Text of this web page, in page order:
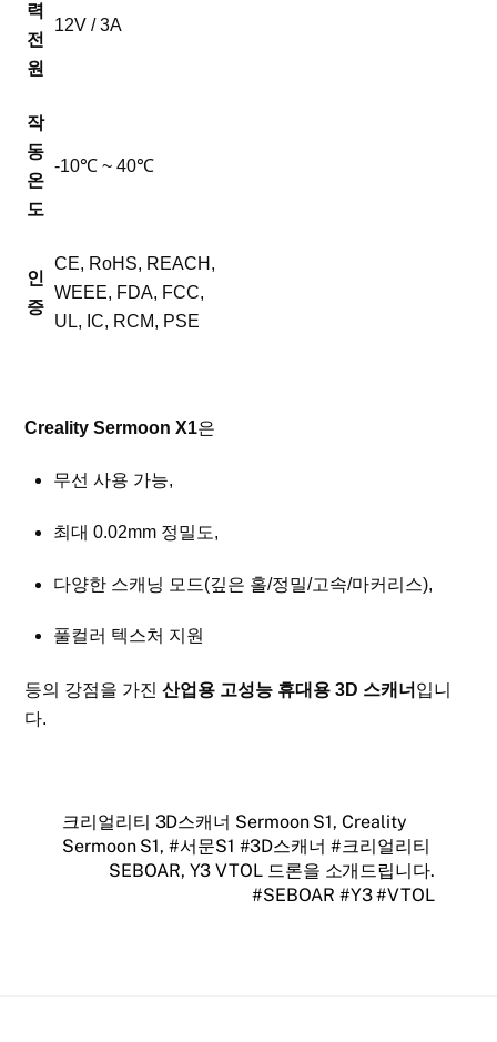
력
전
원
12V / 3A
작
동
온
도
-10℃ ~ 40℃
인
증
CE, RoHS, REACH,
WEEE, FDA, FCC,
UL, IC, RCM, PSE
Creality Sermoon X1은
무선 사용 가능,
최대 0.02mm 정밀도,
다양한 스캐닝 모드(깊은 홀/정밀/고속/마커리스),
풀컬러 텍스처 지원
등의 강점을 가진산업용 고성능 휴대용 3D 스캐너 입니
다.
크리얼리티 3D스캐너 Sermoon S1, Creality
Sermoon S1, #서문S1 #3D스캐너 #크리얼리티
SEBOAR, Y3 VTOL 드론을 소개드립니다.
#SEBOAR #Y3 #VTOL